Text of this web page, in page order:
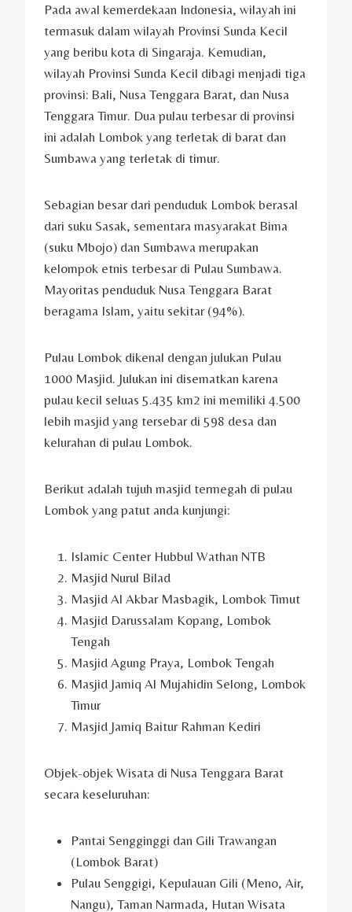
Pada awal kemerdekaan Indonesia, wilayah ini
termasuk dalam wilayah Provinsi Sunda Kecil
yang beribu kota di Singaraja. Kemudian,
wilayah Provinsi Sunda Kecil dibagi menjadi tiga
provinsi: Bali, Nusa Tenggara Barat, dan Nusa
Tenggara Timur. Dua pulau terbesar di provinsi
ini adalah Lombok yang terletak di barat dan
Sumbawa yang terletak di timur.
Sebagian besar dari penduduk Lombok berasal
dari suku Sasak, sementara masyarakat Bima
(suku Mbojo) dan Sumbawa merupakan
kelompok etnis terbesar di Pulau Sumbawa.
Mayoritas penduduk Nusa Tenggara Barat
beragama Islam, yaitu sekitar (94%).
Pulau Lombok dikenal dengan julukan Pulau
1000 Masjid. Julukan ini disematkan karena
pulau kecil seluas 5.435 km2 ini memiliki 4.500
lebih masjid yang tersebar di 598 desa dan
kelurahan di pulau Lombok.
Berikut adalah tujuh masjid termegah di pulau
Lombok yang patut anda kunjungi:
Islamic Center Hubbul Wathan NTB
Masjid Nurul Bilad
Masjid Al Akbar Masbagik, Lombok Timut
Masjid Darussalam Kopang, Lombok
Tengah
Masjid Agung Praya, Lombok Tengah
Masjid Jamiq Al Mujahidin Selong, Lombok
Timur
Masjid Jamiq Baitur Rahman Kediri
Objek-objek Wisata di Nusa Tenggara Barat
secara keseluruhan:
Pantai Sengginggi dan Gili Trawangan
(Lombok Barat)
Pulau Senggigi, Kepulauan Gili (Meno, Air,
Nangu), Taman Narmada, Hutan Wisata